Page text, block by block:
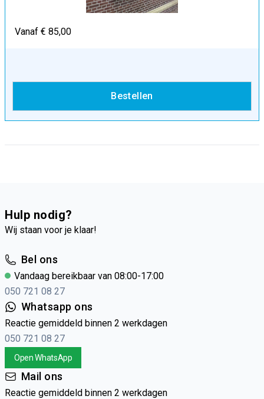
Vanaf € 85,00
Bestellen
Hulp nodig?
Wij staan voor je klaar!
Bel ons
Vandaag bereikbaar van 08:00-17:00
050 721 08 27
Whatsapp ons
Reactie gemiddeld binnen 2 werkdagen
050 721 08 27
Open WhatsApp
Mail ons
Reactie gemiddeld binnen 2 werkdagen